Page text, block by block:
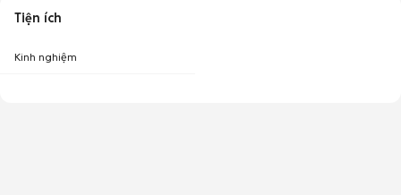
Tiện ích
Kinh nghiệm